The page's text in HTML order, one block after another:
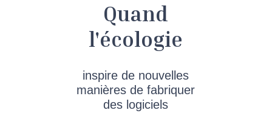
Quand
l'écologie
inspire de nouvelles
manières de fabriquer
des logiciels